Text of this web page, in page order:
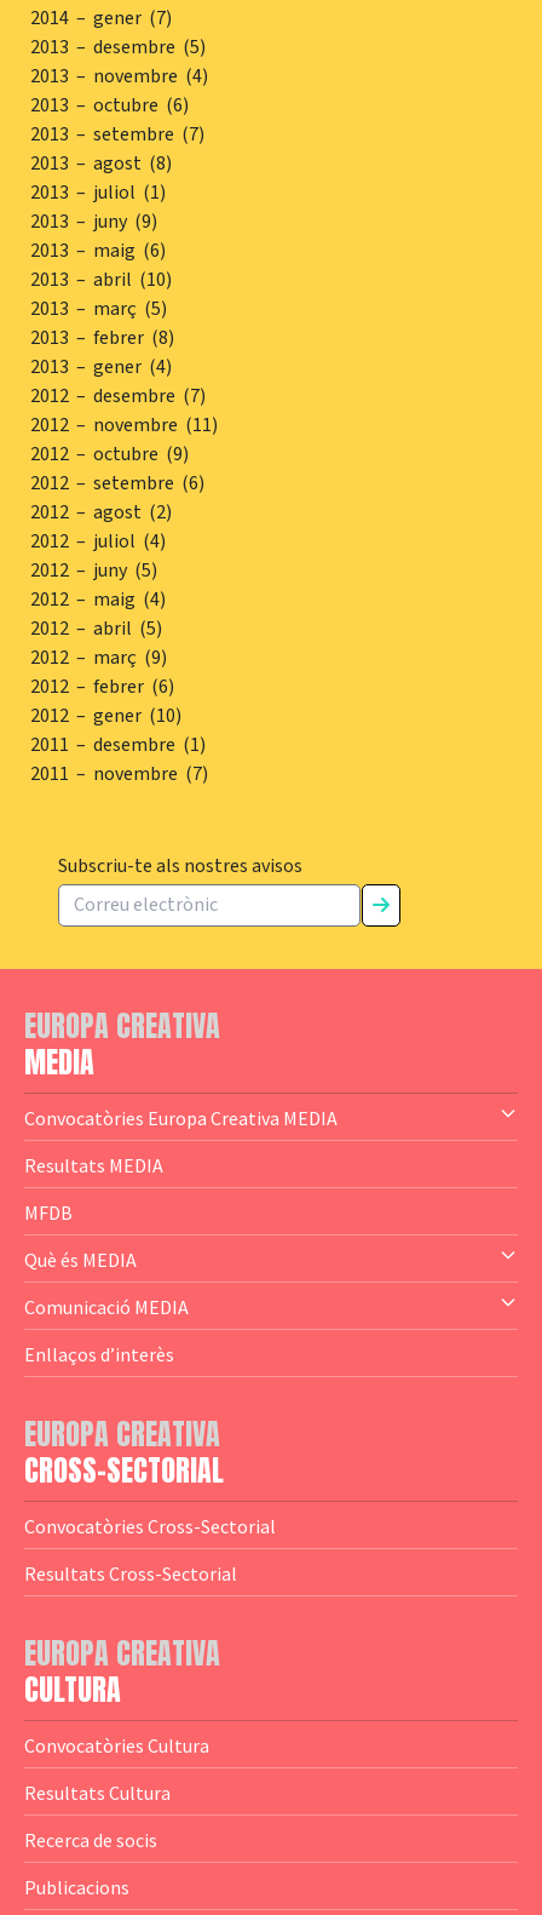
2014 – gener (7)
2013 – desembre (5)
2013 – novembre (4)
2013 – octubre (6)
2013 – setembre (7)
2013 – agost (8)
2013 – juliol (1)
2013 – juny (9)
2013 – maig (6)
2013 – abril (10)
2013 – març (5)
2013 – febrer (8)
2013 – gener (4)
2012 – desembre (7)
2012 – novembre (11)
2012 – octubre (9)
2012 – setembre (6)
2012 – agost (2)
2012 – juliol (4)
2012 – juny (5)
2012 – maig (4)
2012 – abril (5)
2012 – març (9)
2012 – febrer (6)
2012 – gener (10)
2011 – desembre (1)
2011 – novembre (7)
Subscriu-te als nostres avisos
EUROPA CREATIVA
MEDIA
Convocatòries Europa Creativa MEDIA
— Content Cluster
— Business Cluster
— Audience Cluster
— Altres
Resultats MEDIA
MFDB
Què és MEDIA
— El subprograma MEDIA
— Agència Executiva
— Logotips
Comunicació MEDIA
— Estrenes a Catalunya
— Notícies
— Guies MEDIA
— Altres Guies
— Presentacions
— Estudis
— Anuaris
— Catàlegs
— Estadístiques
Enllaços d’interès
EUROPA CREATIVA
CROSS-SECTORIAL
Convocatòries Cross-Sectorial
Resultats Cross-Sectorial
EUROPA CREATIVA
CULTURA
Convocatòries Cultura
Resultats Cultura
Recerca de socis
Publicacions